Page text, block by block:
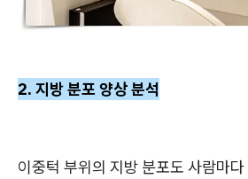
2. 지방 분포 양상 분석
이중턱 부위의 지방 분포도 사람마